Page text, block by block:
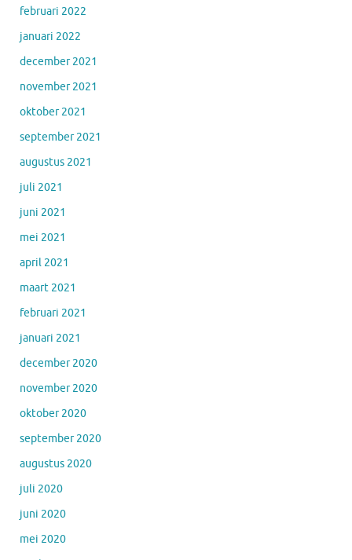
februari 2022
januari 2022
december 2021
november 2021
oktober 2021
september 2021
augustus 2021
juli 2021
juni 2021
mei 2021
april 2021
maart 2021
februari 2021
januari 2021
december 2020
november 2020
oktober 2020
september 2020
augustus 2020
juli 2020
juni 2020
mei 2020